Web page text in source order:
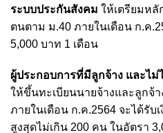
ระบบประกันสังคม ให้เตรียมหลั
ตนตาม ม.40 ภายในเดือน ก.ค
5,000 บาท 1 เดือน
ผู้ประกอบการที่มีลูกจ้าง และไ
ให้ขึ้นทะเบียนนายจ้างและลูกจ้
ภายในเดือน ก.ค.2564 จะได้รับ
สูงสุดไม่เกิน 200 คน ในอัตรา